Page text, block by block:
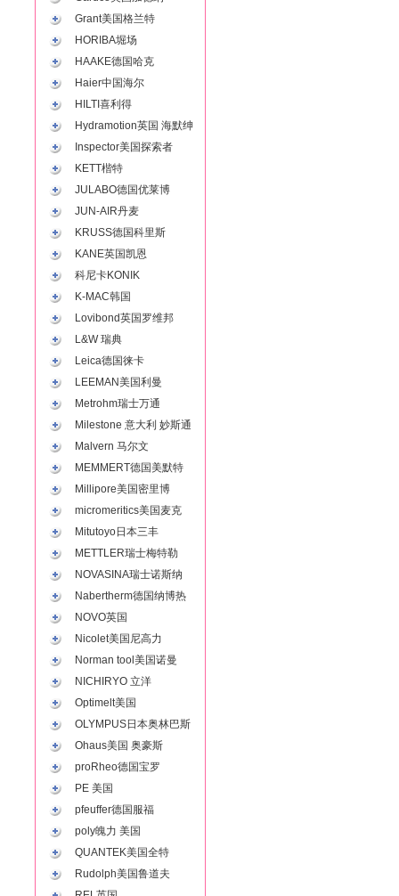
Grant美国格兰特
HORIBA堀场
HAAKE德国哈克
Haier中国海尔
HILTI喜利得
Hydramotion英国 海默绅
Inspector美国探索者
KETT楷特
JULABO德国优莱博
JUN-AIR丹麦
KRUSS德国科里斯
KANE英国凯恩
科尼卡KONIK
K-MAC韩国
Lovibond英国罗维邦
L&W 瑞典
Leica德国徕卡
LEEMAN美国利曼
Metrohm瑞士万通
Milestone 意大利 妙斯通
Malvern 马尔文
MEMMERT德国美默特
Millipore美国密里博
micromeritics美国麦克
Mitutoyo日本三丰
METTLER瑞士梅特勒
NOVASINA瑞士诺斯纳
Nabertherm德国纳博热
NOVO英国
Nicolet美国尼高力
Norman tool美国诺曼
NICHIRYO 立洋
Optimelt美国
OLYMPUS日本奥林巴斯
Ohaus美国 奥豪斯
proRheo德国宝罗
PE 美国
pfeuffer德国服福
poly魄力 美国
QUANTEK美国全特
Rudolph美国鲁道夫